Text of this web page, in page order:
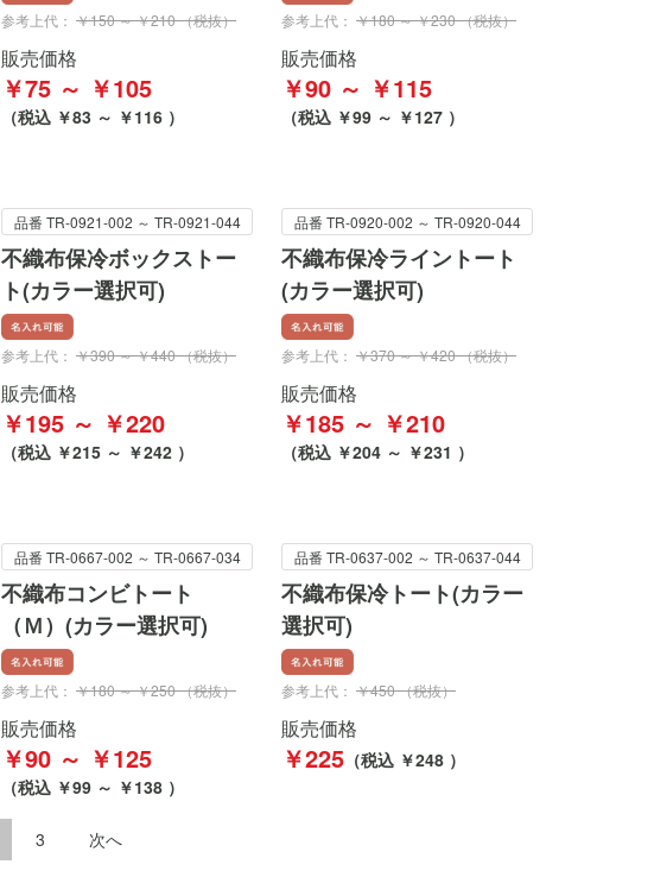
参考上代： ￥150 ～ ￥210 （税抜）
販売価格
￥75 ～ ￥105
（税込 ￥83 ～ ￥116 ）
参考上代： ￥180 ～ ￥230 （税抜）
販売価格
￥90 ～ ￥115
（税込 ￥99 ～ ￥127 ）
品番 TR-0921-002 ～ TR-0921-044
不織布保冷ボックストー
ト(カラー選択可)
参考上代： ￥390 ～ ￥440 （税抜）
販売価格
￥195 ～ ￥220
（税込 ￥215 ～ ￥242 ）
品番 TR-0920-002 ～ TR-0920-044
不織布保冷ライントート
(カラー選択可)
参考上代： ￥370 ～ ￥420 （税抜）
販売価格
￥185 ～ ￥210
（税込 ￥204 ～ ￥231 ）
品番 TR-0667-002 ～ TR-0667-034
不織布コンビトート
（Ｍ）(カラー選択可)
参考上代： ￥180 ～ ￥250 （税抜）
販売価格
￥90 ～ ￥125
（税込 ￥99 ～ ￥138 ）
品番 TR-0637-002 ～ TR-0637-044
不織布保冷トート(カラー
選択可)
参考上代： ￥450 （税抜）
販売価格
￥225 （税込 ￥248 ）
3 次へ